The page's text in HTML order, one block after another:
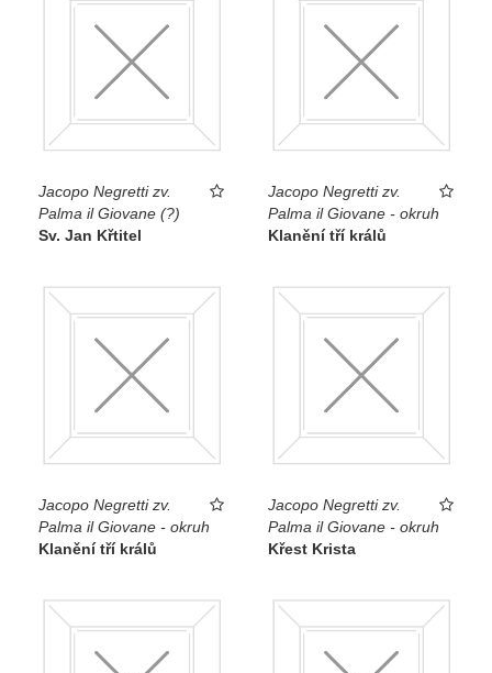
Jacopo Negretti zv.
Palma il Giovane (?)
Sv. Jan Křtitel
Jacopo Negretti zv.
Palma il Giovane - okruh
Klanění tří králů
Jacopo Negretti zv.
Palma il Giovane - okruh
Klanění tří králů
Jacopo Negretti zv.
Palma il Giovane - okruh
Křest Krista